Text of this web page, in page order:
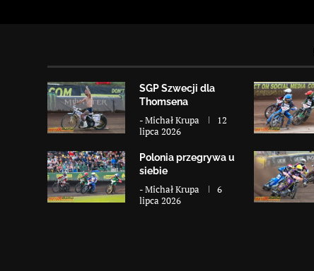
SGP Szwecji dla
Thomsena
-Michał Krupa
12
lipca 2026
Polonia przegrywa u
siebie
-Michał Krupa
6
lipca 2026